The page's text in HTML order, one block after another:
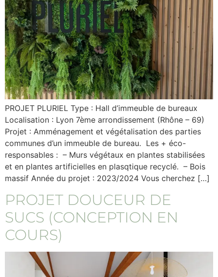
PROJET PLURIEL Type : Hall d’immeuble de bureaux
Localisation : Lyon 7ème arrondissement (Rhône – 69)
Projet : Amménagement et végétalisation des parties
communes d’un immeuble de bureau. Les + éco-
responsables : – Murs végétaux en plantes stabilisées
et en plantes artificielles en plasqtique recyclé. – Bois
massif Année du projet : 2023/2024 Vous cherchez […]
PROJET DOUCEUR DE
SUCS (CONCEPTION EN
COURS)